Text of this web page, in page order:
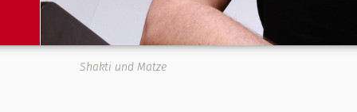
Shakti und Matze